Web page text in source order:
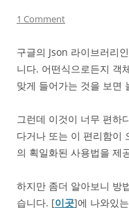
1 Comment
구글의 Json 라이브러리
니다. 어떤식으로든지 객
맞게 들어가는 것을 보면
그런데 이것이 너무 편하
다거나 또는 이 편리함이
의 획일화된 사용법을 제
하지만 좀더 알아보니 방
습니다. [이곳]에 나와있